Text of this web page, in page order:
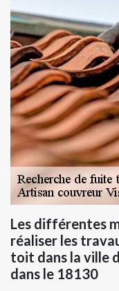
Les différentes
réaliser les
toit dans la ville
dans le 18130